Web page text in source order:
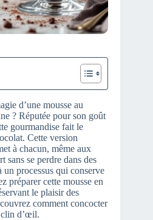
d’une mousse au
? Réputée pour son goût
gourmandise fait le
Cette version
à chacun, même aux
sans se perdre dans des
un processus qui conserve
préparer cette mousse en
le plaisir des
comment concocter
clin d’œil.